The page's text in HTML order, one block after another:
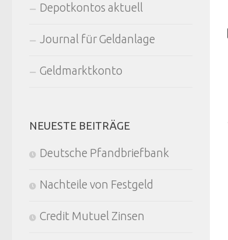
Depotkontos aktuell
Journal für Geldanlage
Geldmarktkonto
NEUESTE BEITRÄGE
Deutsche Pfandbriefbank
Nachteile von Festgeld
Credit Mutuel Zinsen